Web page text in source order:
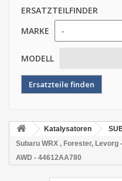
ERSATZTEILFINDER
MARKE
MODELL
Katalysatoren
Subaru WRX , Forester, Levorg
AWD - 44612AA780